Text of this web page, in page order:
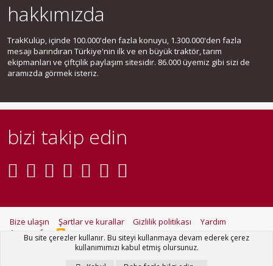
hakkımızda
TrakKulüp, içinde 100.000'den fazla konuyu, 1.300.000'den fazla
mesajı barındıran Türkiye'nin ilk ve en büyük traktör, tarım
ekipmanları ve çiftçilik paylaşım sitesidir. 86.000 üyemiz gibi sizi de
aramızda görmek isteriz.
bizi takip edin
Bize ulaşın Şartlar ve kurallar Gizlilik politikası
Yardım
Ana sayfa
R
S
Bu site çerezler kullanır. Bu siteyi kullanmaya devam ederek çerez
kullanımımızı kabul etmiş olursunuz.